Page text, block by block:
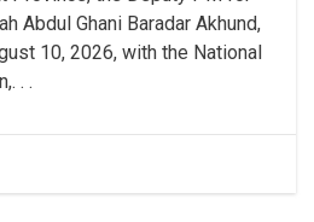
Abdul Ghani Baradar Akhund,
10, 2026, with the National
. .